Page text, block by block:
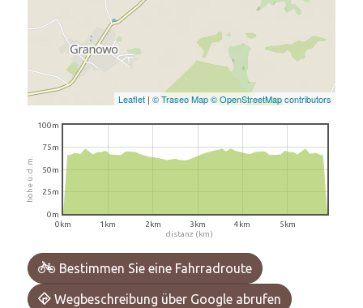
Leaflet | © Traseo Map© OpenStreetMap contributors
distanz (km)
höhe ü. d. m.
0km 1km 2km 3km 4km 5km
0m
25m
50m
75m
100m
Bestimmen Sie eine Fahrradroute
Wegbeschreibung über Google abrufen